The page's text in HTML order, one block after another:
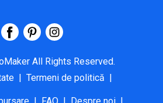
All Rights Reserved.
| Termeni de politică |